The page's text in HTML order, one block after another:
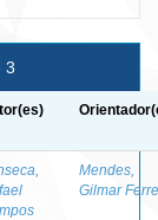
3
Mendes,
Gilmar